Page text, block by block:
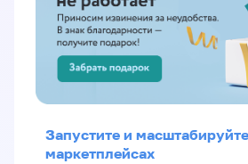
Запустите и
маркетплейсах